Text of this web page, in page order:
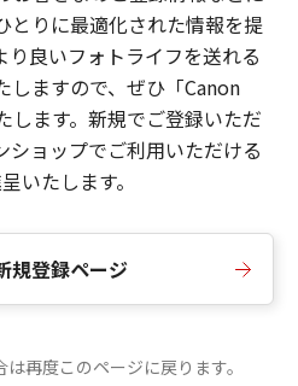
とりに最適化された情報を提
り良いフォトライフを送れる
しますので、ぜひ「Canon
します。新規でご登録いただ
ショップでご利用いただける
いたします。
規登録ページ
再度このページに戻ります。